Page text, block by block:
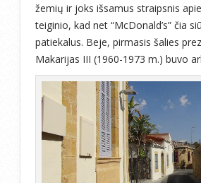
žemių ir joks išsamus straipsnis
teiginio, kad net “McDonald’s” čia
patiekalus. Beje, pirmasis šalies
Makarijas III (1960-1973 m.) buvo